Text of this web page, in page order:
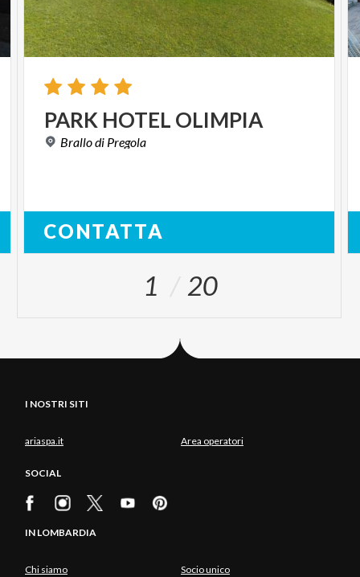
PARK HOTEL OLIMPIA
Brallodi Pregola
CONTATTA
1 20
I NOSTRI SITI
ariaspa.it Area operatori
SOCIAL
IN LOMBARDIA
Chi siamo Socio unico